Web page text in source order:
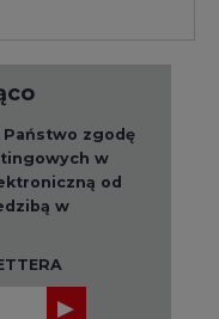
Państwo zgodę
w
od
w